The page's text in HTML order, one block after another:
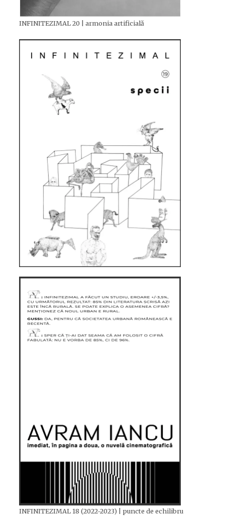
INFINITEZIMAL 20 | armonia artificială
INFINITEZIMAL 18 (2022-2023) | puncte de echilibru